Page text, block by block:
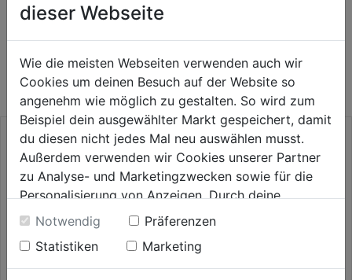
WEITERE PRODUKTE AUS DIESER
KATEGORIE
dieser Webseite
Wie die meisten Webseiten verwenden auch wir
Cookies um deinen Besuch auf der Website so
angenehm wie möglich zu gestalten. So wird zum
Beispiel dein ausgewählter Markt gespeichert, damit
du diesen nicht jedes Mal neu auswählen musst.
Außerdem verwenden wir Cookies unserer Partner
zu Analyse- und Marketingzwecken sowie für die
Personalisierung von Anzeigen. Durch deine
Einwilligung werden die Daten von Drittanbieter,
unter anderem auch in den USA, verarbeitet.
Durch Klick auf "Alle Cookies erlauben" stimmst du
der Verwendung aller Cookies zu. Unter "Details
Notwendig
Präferenzen
Statistiken
Marketing